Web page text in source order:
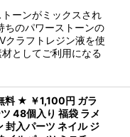
ーンがミックスされ
ちのパワーストーンの
クラフトレジン液を使
としてご利用になる
料 ★ ￥1,100円 ガラ
48個入り 福袋 ラメ
封入パーツ ネイル ジ